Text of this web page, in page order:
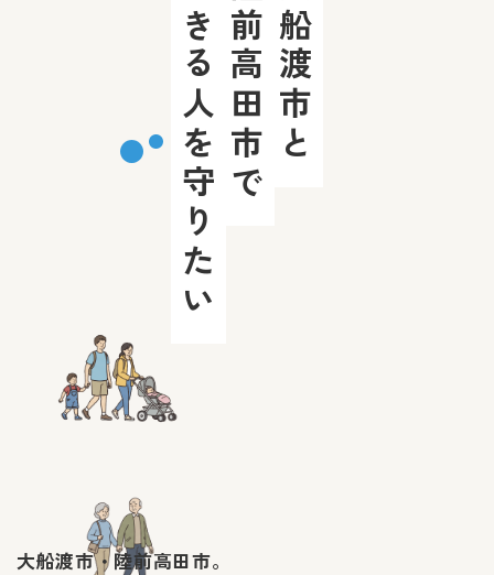
大船渡市と
陸前高田市で
生きる人を守りたい
大船渡市・陸前高田市。